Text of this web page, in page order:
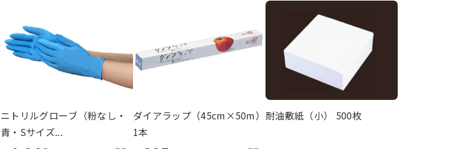
ニトリルグローブ（粉なし・
青・Sサイズ...
ダイアラップ（45cm×50m）
1本
耐油敷紙（小） 500枚